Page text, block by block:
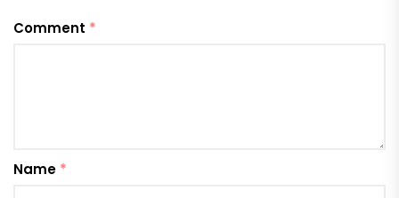
Comment *
Name *